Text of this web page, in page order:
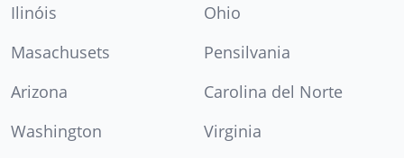
Ilinóis
Ohio
Masachusets
Pensilvania
Arizona
Carolina del Norte
Washington
Virginia